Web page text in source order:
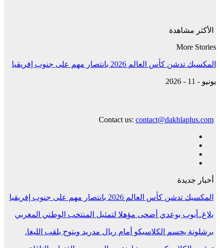
الأكثر مشاهدة
More Stories
المكسيك تدشن كأس العالم 2026 بانتصار مهم على جنوب إفريقيا
يونيو - 11 - 2026
Contact us: contact@dakhlaplus.com
أخبار جديدة
المكسيك تدشن كأس العالم 2026 بانتصار مهم على جنوب إفريقيا
بلاغ..أيوب بوعدي أضحى مؤهلا لتمثيل المنتخب الوطني المغربي
برشلونة يحسم الكلاسيكو أمام ريال مدريد ويتوج بلقب الليغا.